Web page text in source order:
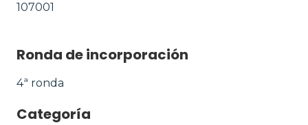
107001
Ronda de incorporación
4ª ronda
Categoría